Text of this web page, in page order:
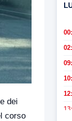
dei
corso